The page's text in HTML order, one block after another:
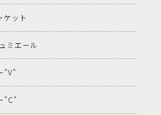
ケット
ミエール
"V"
"C"